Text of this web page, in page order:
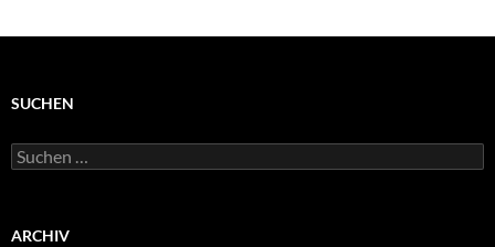
SUCHEN
Suchen
nach:
ARCHIV